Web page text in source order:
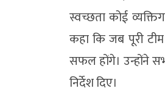
स्वच्छता कोई
कहा कि जब पूरी
सफल होंगे। उन्होंने
निर्देश दिए।